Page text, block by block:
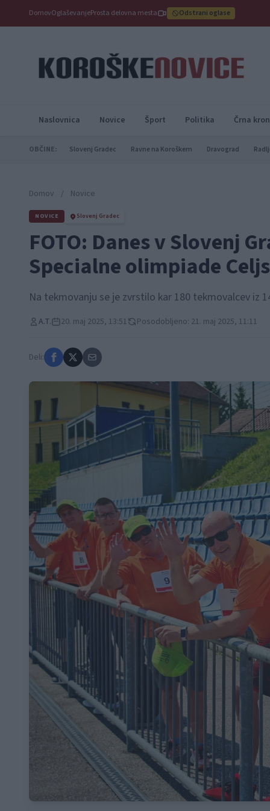
DomovOglaševanjeProsta delovna mesta Odstrani oglase
Naslovnica Novice Šport Politika Črna
OBČINE: Slovenj Gradec Ravne na Koroškem Dravograd
Domov / Novice
NOVICE Slovenj Gradec
FOTO: Danes v Slovenj
Specialne olimpiade
Na tekmovanju se je zvrstilo kar 180 tekmovalcev iz
A.T. 20. maj 2025, 13:51 Posodobljeno: 21. maj 2025, 11:11
Deli: